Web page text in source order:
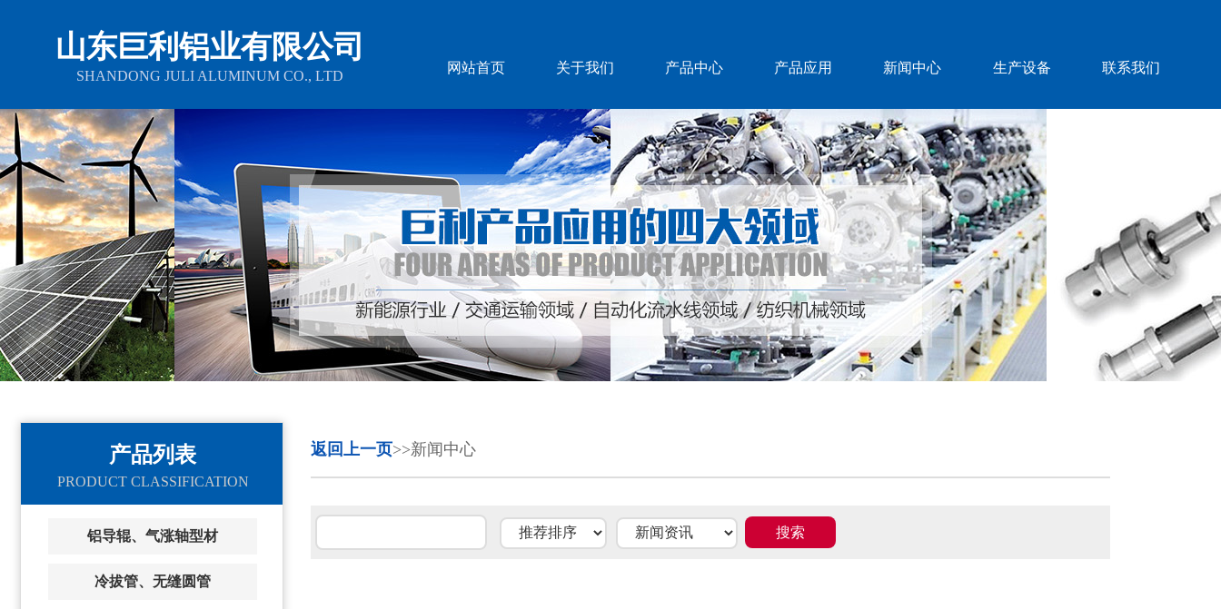
山东巨利铝业有限公司
SHANDONG JULI ALUMINUM CO., LTD
网站首页 关于我们 产品中心 产品应用 新闻中心 生产设备 联系我们
产品列表
PRODUCT CLASSIFICATION
铝导辊、气涨轴型材
冷拔管、无缝圆管
返回上一页>>新闻中心